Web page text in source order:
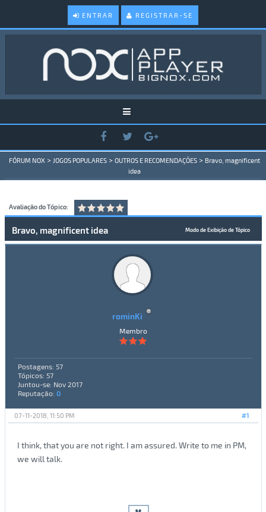
ENTRAR REGISTRAR-SE
FÓRUM NOX > JOGOS POPULARES > OUTROS E RECOMENDAÇÕES > Bravo, magnificent
idea
Avaliação do Tópico:
Modo de Exibição de Tópico
Bravo, magnificent idea
rominKi
Membro
Postagens: 57
Tópicos: 57
Juntou-se: Nov 2017
Reputação: 0
#1
07-11-2018, 11:50 PM
I think, that you are not right. I am assured. Write to me in PM,
we will talk.